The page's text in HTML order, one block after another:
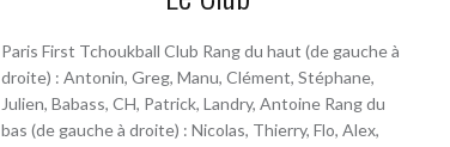
Paris First Tchoukball Club Rang du haut (de gauche à
droite) : Antonin, Greg, Manu, Clément, Stéphane,
Julien, Babass, CH, Patrick, Landry, Antoine Rang du
bas (de gauche à droite) : Nicolas, Thierry, Flo, Alex,